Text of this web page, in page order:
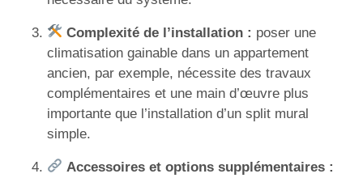
Complexité de l’installation : poser une
climatisation gainable dans un appartement
ancien, par exemple, nécessite des travaux
complémentaires et une main d’œuvre plus
importante que l’installation d’un split mural
simple.
Accessoires et options supplémentaires :